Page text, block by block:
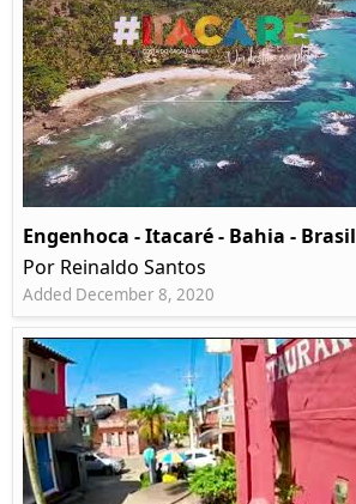
Engenhoca - Itacaré - Bahia - Brasil
Por Reinaldo Santos
Added December 8, 2020